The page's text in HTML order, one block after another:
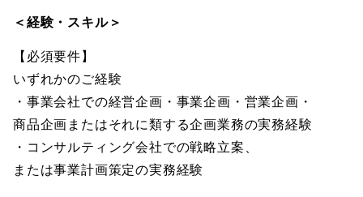
＜経験・スキル＞
【必須要件】
いずれかのご経験
・事業会社での経営企画・事業企画・営業企画・
商品企画またはそれに類する企画業務の実務経験
・コンサルティング会社での戦略立案、
または事業計画策定の実務経験